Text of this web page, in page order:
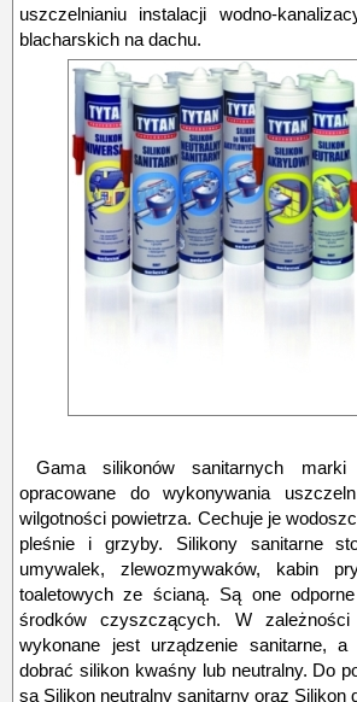
uszczelnianiu instalacji wodno-
blacharskich na dachu.
Gama silikonów sanitarnych
opracowane do wykonywania
wilgotności powietrza. Cechuje je
pleśnie i grzyby. Silikony sanitarne
umywalek, zlewozmywaków, kabin
toaletowych ze ścianą. Są one
środków czyszczących. W
wykonane jest urządzenie sanitarne,
dobrać silikon kwaśny lub neutralny. Do
są Silikon neutralny sanitarny oraz Silikon